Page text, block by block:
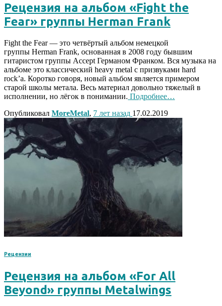
Рецензия на альбом «Fight the
Fear» группы Herman Frank
Fight the Fear — это четвёртый альбом немецкой
группы Herman Frank, основанная в 2008 году бывшим
гитаристом группы Accept Германом Франком. Вся музыка на
альбоме это классический heavy metal с призвуками hard
rock’a. Коротко говоря, новый альбом является примером
старой школы метала. Весь материал довольно тяжелый в
исполнении, но лёгок в понимании. Подробнее…
Опубликовал MoreMetal, 7 лет назад 17.02.2019
Рецензии
Рецензия на альбом «For All
Beyond» группы Metalwings